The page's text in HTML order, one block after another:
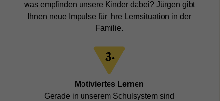
was empfinden unsere Kinder dabei? Jürgen gibt
Ihnen neue Impulse für Ihre Lernsituation in der
Familie.
Motiviertes Lernen
Gerade in unserem Schulsystem sind